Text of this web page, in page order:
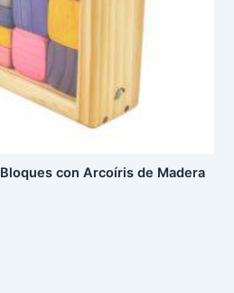
con Arcoíris de Madera